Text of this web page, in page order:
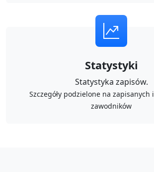
Statystyki
Statystyka zapisów.
Szczegóły podzielone na zapisanych
zawodników